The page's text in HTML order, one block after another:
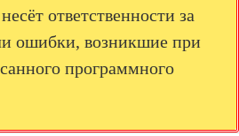
ответственности за
ошибки, возникшие при
программного